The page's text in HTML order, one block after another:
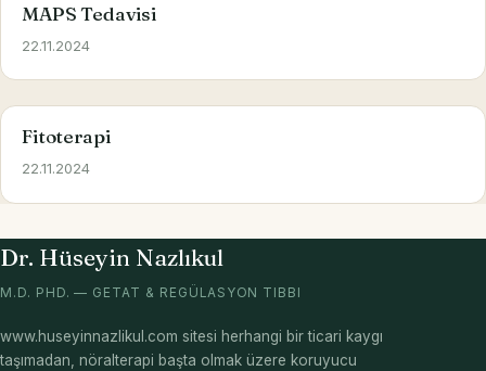
MAPS Tedavisi
22.11.2024
Fitoterapi
22.11.2024
Dr. Hüseyin Nazlıkul
M.D. PHD. — GETAT & REGÜLASYON TIBBI
www.huseyinnazlikul.com sitesi herhangi bir ticari kaygı
taşımadan, nöralterapi başta olmak üzere koruyucu